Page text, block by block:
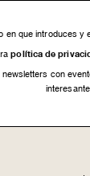
en que introduces
política de
newsletters con